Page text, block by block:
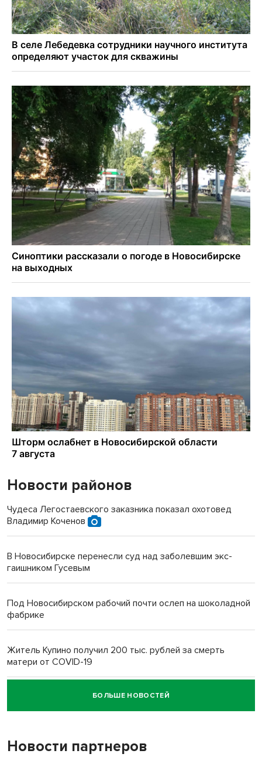
Новости районов
Чудеса Легостаевского заказника показал охотовед
Владимир Коченов
В Новосибирске перенесли суд над заболевшим экс-
гаишником Гусевым
Под Новосибирском рабочий почти ослеп на шоколадной
фабрике
Житель Купино получил 200 тыс. рублей за смерть
матери от COVID-19
Новосибирский суд наказал водителя за смерть
пенсионерки на вокзале
БОЛЬШЕ НОВОСТЕЙ
Новости партнеров